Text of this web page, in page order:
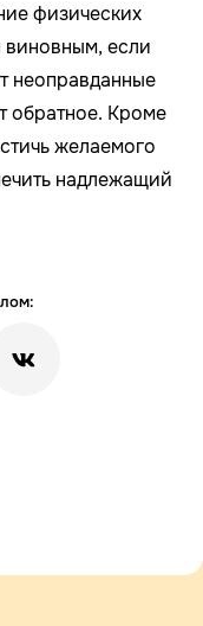
физических
виновным, если
неоправданные
обратное. Кроме
желаемого
надлежащий